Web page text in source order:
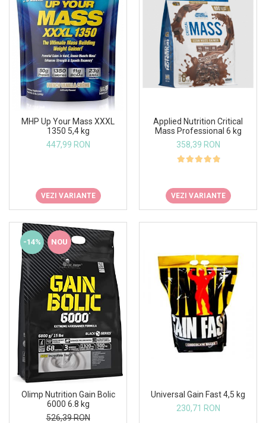
MHP Up Your Mass XXXL
1350 5,4 kg
447,99 RON
VEZI VARIANTE
Applied Nutrition Critical
Mass Professional 6 kg
358,39 RON
VEZI VARIANTE
-14% NOU
Olimp Nutrition Gain Bolic
6000 6.8 kg
526,39 RON
Universal Gain Fast 4,5 kg
230,71 RON